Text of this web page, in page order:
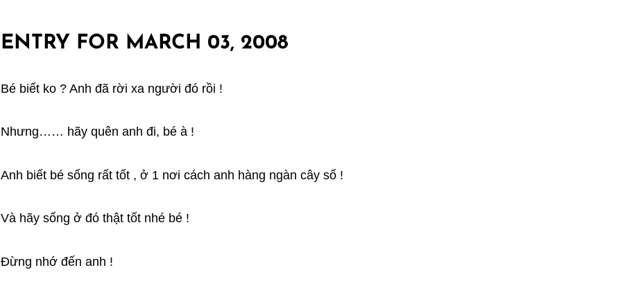
ENTRY FOR MARCH 03, 2008
Bé biết ko ? Anh đã rời xa người đó rồi !
Nhưng…… hãy quên anh đi, bé à !
Anh biết bé sống rất tốt , ở 1 nơi cách anh hàng ngàn cây số !
Và hãy sống ở đó thật tốt nhé bé !
Đừng nhớ đến anh !